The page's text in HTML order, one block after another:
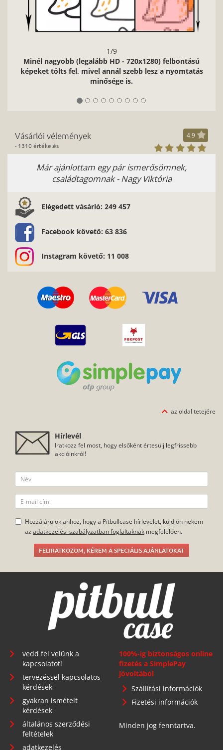
1/9
Minél nagyobb (legalább HD - 720x1280) felbontású
képeket tölts fel, mivel annál szebb lesz a nyomtatás
minősége is.
Vásárlói vélemények
- 1310 értékelés
4.9
Már ajánlottam egy pár ismerősömnek,
családtagomnak - Nagy Viktória
Elégedett vásárló: 249 457
Facebook követő: 63 836
Instagram követő: 11 008
az oldal tetejére
Hírlevél
Iratkozz fel most, hogy elsőként értesülj legfrissebb
akcióinkról!
Hozzájárulok ahhoz, hogy a Pitbullcase hírlevelet, küldjön nekem
az adatkezelési szabályzatban foglaltaknak megfelelően.
FELIRATKOZOM, KÉREM A SPECIÁLIS AJÁNLATOKAT
vedd fel velünk a
kapcsolatot!
tervezéssel kapcsolatos
kérdések
gyakran ismételt
kérdések
általános szerződési
feltételek
adatkezelés
100%-ig biztonságos online
fizetés a SimplePay
jóvoltából
Szállítási információk
Fizetési információk
Minden jog fenntartva.